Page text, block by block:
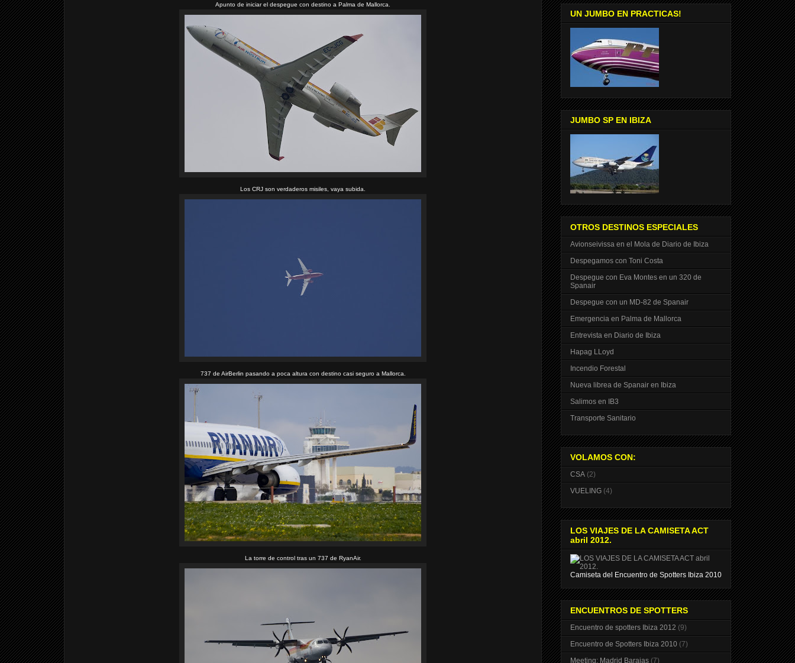
Apunto de iniciar el despegue con destino a Palma de Mallorca.
Los CRJ son verdaderos misiles, vaya subida.
737 de AirBerlin pasando a poca altura con destino casi seguro a Mallorca.
La torre de control tras un 737 de RyanAir.
UN JUMBO EN PRACTICAS!
JUMBO SP EN IBIZA
OTROS DESTINOS ESPECIALES
Avionseivissa en el Mola de Diario de Ibiza
Despegamos con Toni Costa
Despegue con Eva Montes en un 320 de
Spanair
Despegue con un MD-82 de Spanair
Emergencia en Palma de Mallorca
Entrevista en Diario de Ibiza
Hapag LLoyd
Incendio Forestal
Nueva librea de Spanair en Ibiza
Salimos en IB3
Transporte Sanitario
VOLAMOS CON:
CSA (2)
VUELING (4)
LOS VIAJES DE LA CAMISETA ACT
abril 2012.
Camiseta del Encuentro de Spotters Ibiza 2010
ENCUENTROS DE SPOTTERS
Encuentro de spotters Ibiza 2012 (9)
Encuentro de Spotters Ibiza 2010 (7)